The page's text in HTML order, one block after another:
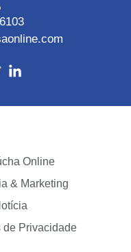
Online
& Marketing
de Privacidade